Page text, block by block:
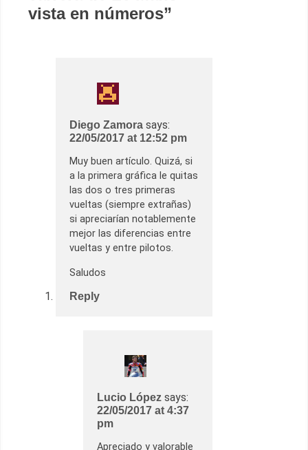
vista en números”
Diego Zamora says:
22/05/2017 at 12:52 pm
Muy buen artículo. Quizá, si
a la primera gráfica le quitas
las dos o tres primeras
vueltas (siempre extrañas)
si apreciarían notablemente
mejor las diferencias entre
vueltas y entre pilotos.
Saludos
Reply
Lucio López says:
22/05/2017 at 4:37
pm
Apreciado y valorable